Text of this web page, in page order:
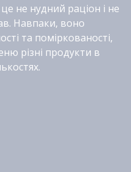
не нудний раціон і не
Навпаки, воно
та поміркованості,
різні продукти в